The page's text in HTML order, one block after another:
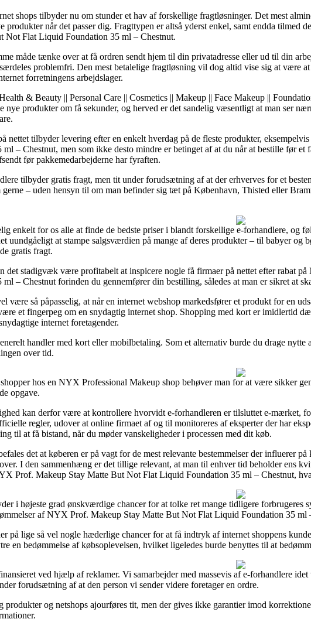
shops tilbyder nu om stunder et hav af forskellige fragtløsninger. Det mest
produkter når det passer dig. Fragttypen er altså yderst enkel, samt endda
Not Flat Liquid Foundation 35 ml – Chestnut.
måde tænke over at få ordren sendt hjem til din privatadresse eller ud til din
problemfri. Den mest betalelige fragtløsning vil dog altid vise sig at være
forretningens arbejdslager.
& Beauty || Personal Care || Cosmetics || Makeup || Face Makeup ||
nye produkter om få sekunder, og herved er det sandelig væsentligt at man ser
nettet tilbyder levering efter en enkelt hverdag på de fleste produkter,
ml – Chestnut, men som ikke desto mindre er betinget af at du når at bestille før et
før pakkemedarbejderne har fyraften.
tilbyder gratis fragt, men tit under forudsætning af at der erhverves for et
gerne – uden hensyn til om man befinder sig tæt på København, Thisted eller
enkelt for os alle at finde de bedste priser i blandt forskellige e-forhandlere, og
uundgåeligt at stampe salgsværdien på mange af deres produkter – til babyer og
gratis fragt.
det stadigvæk være profitabelt at inspicere nogle få firmaer på nettet efter rabat
ml – Chestnut forinden du gennemfører din bestilling, således at man er sikret at
være så påpasselig, at når en internet webshop markedsfører et produkt for en
et fingerpeg om en snydagtig internet shop. Shopping med kort er imidlertid
internet foretagender.
handler med kort eller mobilbetaling. Som et alternativ burde du drage
over tid.
hos en NYX Professional Makeup shop behøver man for at være sikker
opgave.
kan derfor være at kontrollere hvorvidt e-forhandleren er tilsluttet e-mærket,
regler, udover at online firmaet af og til monitoreres af eksperter der har
til at få bistand, når du møder vanskeligheder i processen med dit køb.
det at køberen er på vagt for de mest relevante bestemmelser der influerer
I den sammenhæng er det tillige relevant, at man til enhver tid beholder ens
Prof. Makeup Stay Matte But Not Flat Liquid Foundation 35 ml – Chestnut,
i højeste grad ønskværdige chancer for at tolke ret mange tidligere forbrugeres
af NYX Prof. Makeup Stay Matte But Not Flat Liquid Foundation 35
på lige så vel nogle hæderlige chancer for at få indtryk af internet shoppens
en bedømmelse af købsoplevelsen, hvilket ligeledes burde benyttes til at
ved hjælp af reklamer. Vi samarbejder med massevis af e-forhandlere
forudsætning af at den person vi sender videre foretager en ordre.
produkter og netshops ajourføres tit, men der gives ikke garantier imod